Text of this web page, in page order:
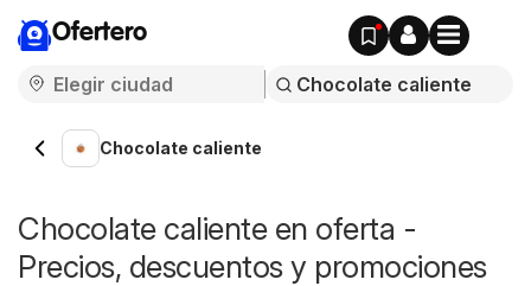
Ofertero
Chocolate caliente
Chocolate caliente en oferta -
Precios, descuentos y promociones